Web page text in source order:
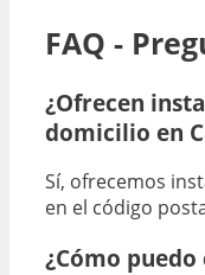
FAQ -
¿Ofrecen
domicilio en
Sí, ofrecemos
en el código
¿Cómo